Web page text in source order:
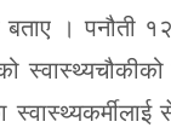
। पनौती
स्वास्थ्यकर्मीलाई